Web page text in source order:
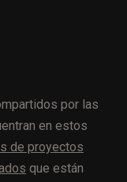
por las
en estos
de proyectos
que están